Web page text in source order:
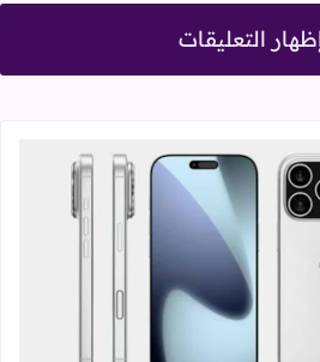
التعليقات
قراءة المزيد عن سلسلة iPhone 17، كل ما تحتاج معرفته عن التصميمات والمواصفات المنتظرة